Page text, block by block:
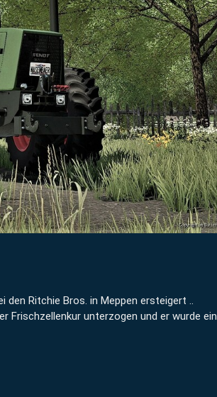
den Ritchie Bros. in Meppen ersteigert ..
Frischzellenkur unterzogen und er wurde ein